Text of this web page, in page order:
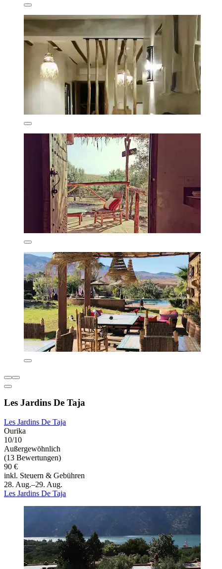
Les Jardins De Taja
Les Jardins De Taja
Ourika
10/10
Außergewöhnlich
(13 Bewertungen)
90 €
inkl. Steuern & Gebühren
28. Aug.–29. Aug.
Les Jardins De Taja